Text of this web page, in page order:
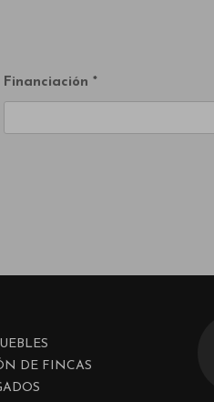
Financiación *
DE FINCAS